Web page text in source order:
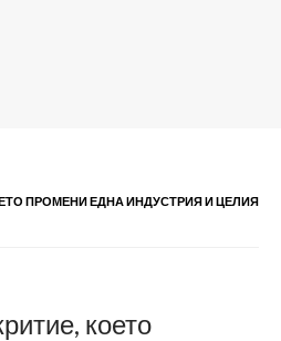
ПРОМЕНИ ЕДНА ИНДУСТРИЯ И ЦЕЛИЯ
което